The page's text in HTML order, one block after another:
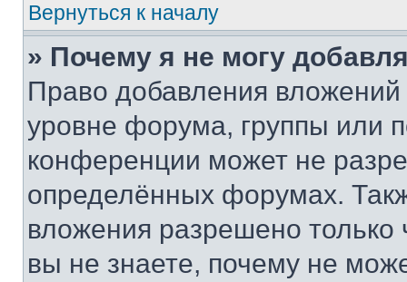
Вернуться к началу
» Почему я не могу
Право добавления
уровне форума, группы или
конференции может не
определённых форумах.
вложения разрешено
вы не знаете, почему не